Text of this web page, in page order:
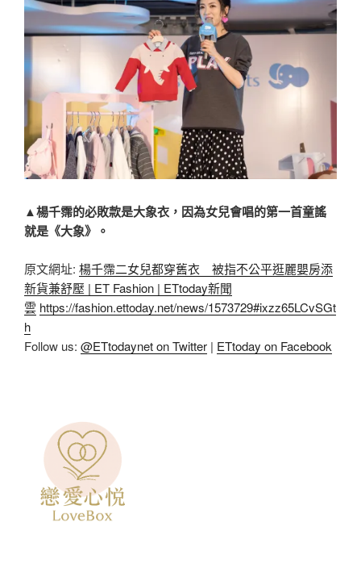
▲楊千霈的必敗款是大象衣，因為女兒會唱的第一首童謠
就是《大象》。
原文網址: 楊千霈二女兒都穿舊衣 被指不公平逛麗嬰房添
新貨兼舒壓 | ET Fashion | ETtoday新聞
雲 https://fashion.ettoday.net/news/1573729#ixzz65LCvSGt
h
Follow us: @ETtodaynet on Twitter | ETtoday on Facebook